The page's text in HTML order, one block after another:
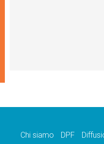
Chi siamo DPF